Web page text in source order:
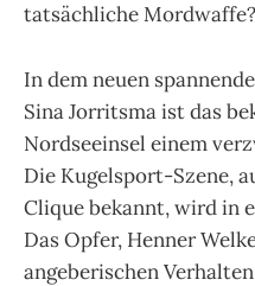
tatsächliche Mordwaffe?
In dem neuen
Sina Jorritsma ist das
Nordseeinsel einem
Die Kugelsport-Szene,
Clique bekannt, wird in
Das Opfer, Henner
angeberischen